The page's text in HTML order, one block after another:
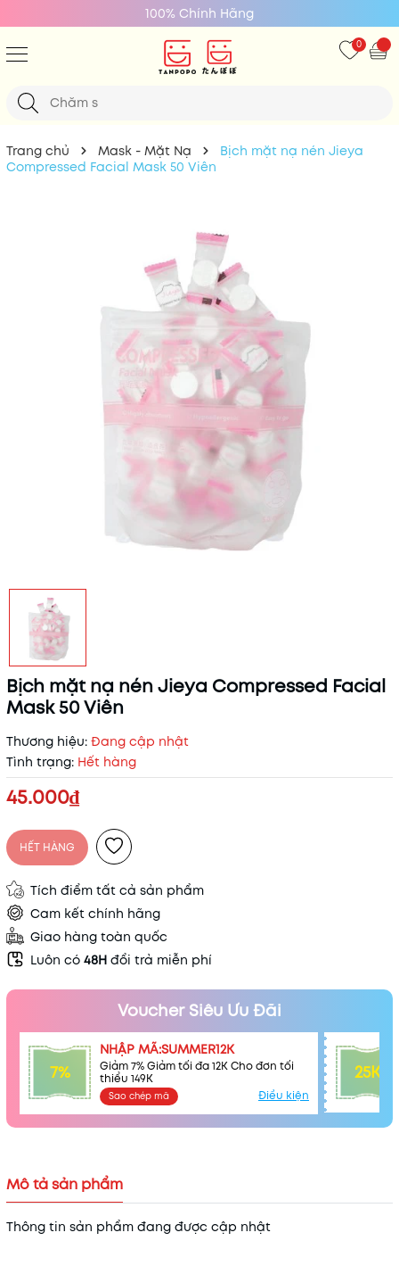
100% Chính Hãng
0
Trang chủ Mask - Mặt Nạ
Bịch mặt nạ nén Jieya
Compressed Facial Mask 50 Viên
Bịch mặt nạ nén Jieya Compressed Facial
Mask 50 Viên
Thương hiệu: Đang cập nhật
Tình trạng: Hết hàng
45.000₫
HẾT HÀNG
Tích điểm tất cả sản phẩm
Cam kết chính hãng
Giao hàng toàn quốc
Luôn có 48H đổi trả miễn phí
Voucher Siêu Ưu Đãi
7%
NHẬP MÃ:SUMMER12K
Giảm 7% Giảm tối đa 12K Cho đơn tối
thiểu 149K
Sao chép mã Điều kiện
25K
Mã khuyến mãi:
Điều kiện:
Mô tả sản phẩm
Thông tin sản phẩm đang được cập nhật